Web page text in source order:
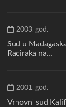
2003. god.
Sud u
Raciraka na...
2001. god.
Vrhovni sud